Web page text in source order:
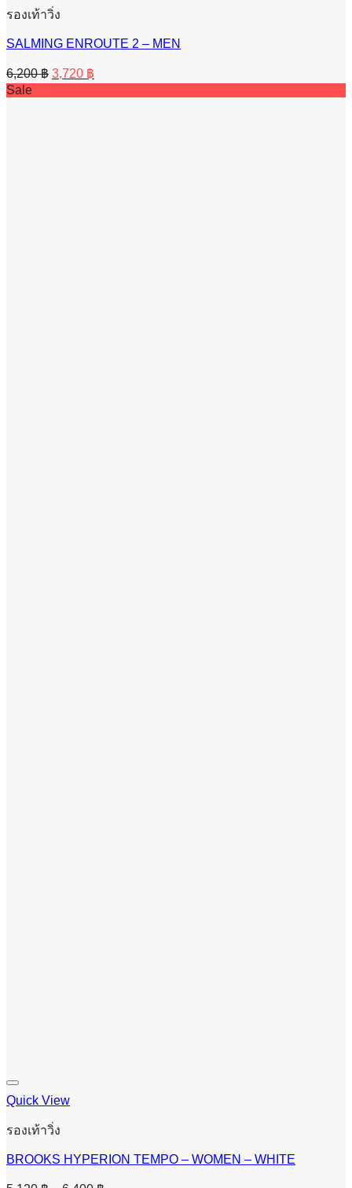
รองเท้าวิ่ง
SALMING ENROUTE 2 – MEN
6,200฿ Original
price
was:
3,720 ฿
price
is:
Sale
Quick View
รองเท้าวิ่ง
BROOKS HYPERION TEMPO – WOMEN – WHITE